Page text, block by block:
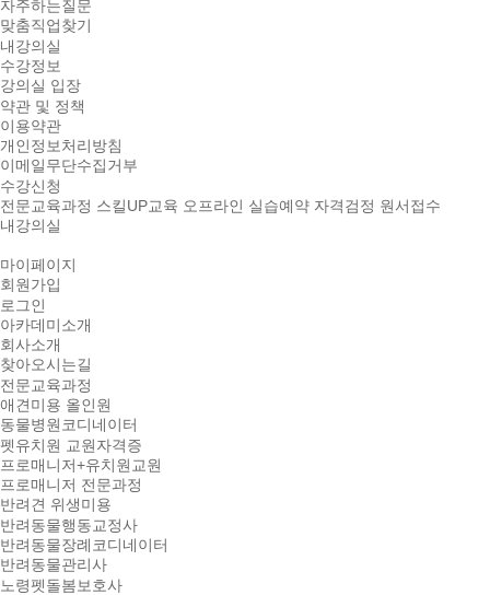
자주하는질문
맞춤직업찾기
내강의실
수강정보
강의실 입장
약관 및 정책
이용약관
개인정보처리방침
이메일무단수집거부
수강신청
전문교육과정 스킬UP교육 오프라인 실습예약 자격검정 원서접수
내강의실
마이페이지
회원가입
로그인
아카데미소개
회사소개
찾아오시는길
전문교육과정
애견미용 올인원
동물병원코디네이터
펫유치원 교원자격증
프로매니저+유치원교원
프로매니저 전문과정
반려견 위생미용
반려동물행동교정사
반려동물장례코디네이터
반려동물관리사
노령펫돌봄보호사